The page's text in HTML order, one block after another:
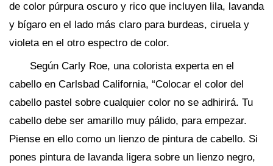
de color púrpura oscuro y rico que incluyen lila, lavanda
y bígaro en el lado más claro para burdeas, ciruela y
violeta en el otro espectro de color.
Según Carly Roe, una colorista experta en el
cabello en Carlsbad California, “Colocar el color del
cabello pastel sobre cualquier color no se adhirirá. Tu
cabello debe ser amarillo muy pálido, para empezar.
Piense en ello como un lienzo de pintura de cabello. Si
pones pintura de lavanda ligera sobre un lienzo negro,